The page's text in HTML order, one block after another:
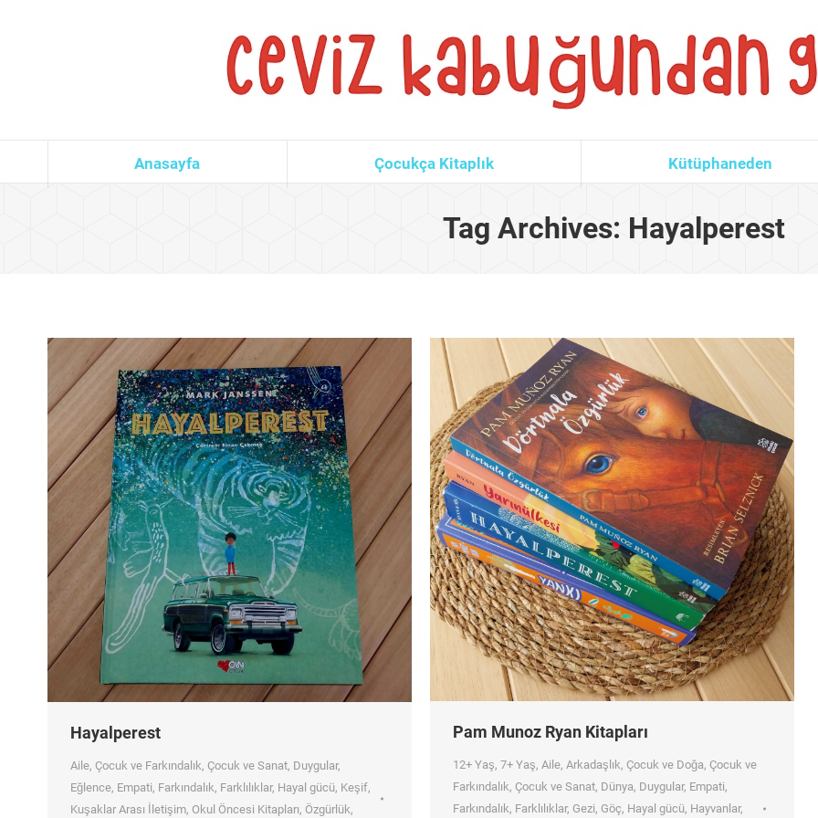
Anasayfa Çocukça Kitaplık Kütüphaneden
Tag Archives: Hayalperest
Hayalperest
Aile, Çocuk ve Farkındalık, Çocuk ve Sanat, Duygular,
Eğlence, Empati, Farkındalık, Farklılıklar, Hayal gücü, Keşif,
Kuşaklar Arası İletişim, Okul Öncesi Kitapları, Özgürlük,
Pam Munoz Ryan Kitapları
12+ Yaş, 7+ Yaş, Aile, Arkadaşlık, Çocuk ve Doğa, Çocuk ve
Farkındalık, Çocuk ve Sanat, Dünya, Duygular, Empati,
Farkındalık, Farklılıklar, Gezi, Göç, Hayal gücü, Hayvanlar,